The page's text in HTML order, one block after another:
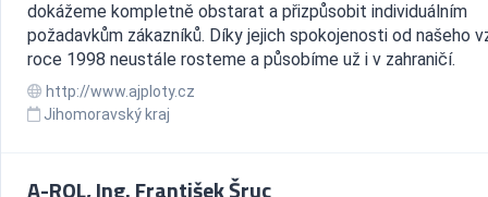
dokážeme kompletně obstarat a přizpůsobit individuálním
požadavkům zákazníků. Díky jejich spokojenosti od našeho
roce 1998 neustále rosteme a působíme už i v zahraničí.
http://www.ajploty.cz
Jihomoravský kraj